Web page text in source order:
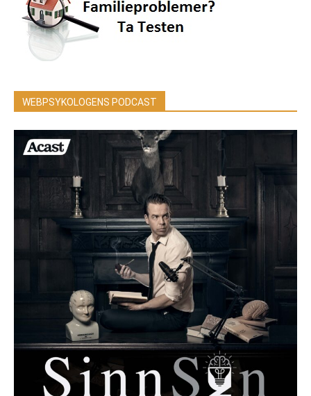
WEBPSYKOLOGENS PODCAST